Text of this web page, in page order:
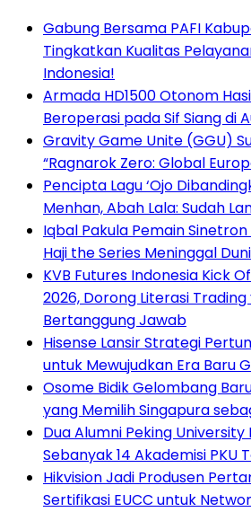
Gabung Bersama PAFI
Tingkatkan Kualitas
Indonesia!
Armada HD1500 Otonom
Beroperasi pada Sif Siang di
Gravity Game Unite (GGU)
“Ragnarok Zero: Global
Pencipta Lagu ‘Ojo
Menhan, Abah Lala: Sudah
Iqbal Pakula Pemain
Haji the Series Meninggal
KVB Futures Indonesia Kick
2026, Dorong Literasi
Bertanggung Jawab
Hisense Lansir Strategi
untuk Mewujudkan Era Baru
Osome Bidik Gelombang
yang Memilih Singapura
Dua Alumni Peking University
Sebanyak 14 Akademisi PKU
Hikvision Jadi Produsen
Sertifikasi EUCC untuk